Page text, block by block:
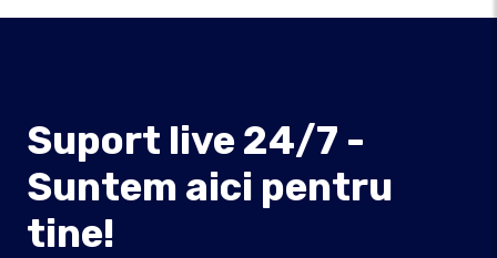
Suport live 24/7 -
Suntem aici pentru
tine!